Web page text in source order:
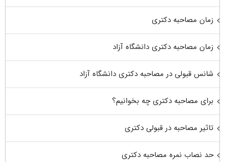
زمان مصاحبه دکتری
زمان مصاحبه دکتری دانشگاه آزاد
شانس قبولی در مصاحبه دکتری دانشگاه آزاد
برای مصاحبه دکتری چه بخوانیم؟
تاثیر مصاحبه در قبولی دکتری
حد نصاب نمره مصاحبه دکتری